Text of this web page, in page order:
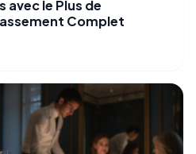
avec le Plus de
Complet